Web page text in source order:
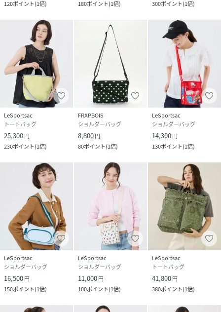
120ポイント(1倍)
180ポイント(1倍)
300ポイント(1倍)
LeSportsac
トートバッグ
25,300円
230ポイント(1倍)
FRAPBOIS
ショルダーバッグ
8,800円
80ポイント(1倍)
LeSportsac
ショルダーバッグ
14,300円
130ポイント(1倍)
LeSportsac
ショルダーバッグ
16,500円
150ポイント(1倍)
LeSportsac
ショルダーバッグ
11,000円
100ポイント(1倍)
LeSportsac
トートバッグ
41,800円
380ポイント(1倍)